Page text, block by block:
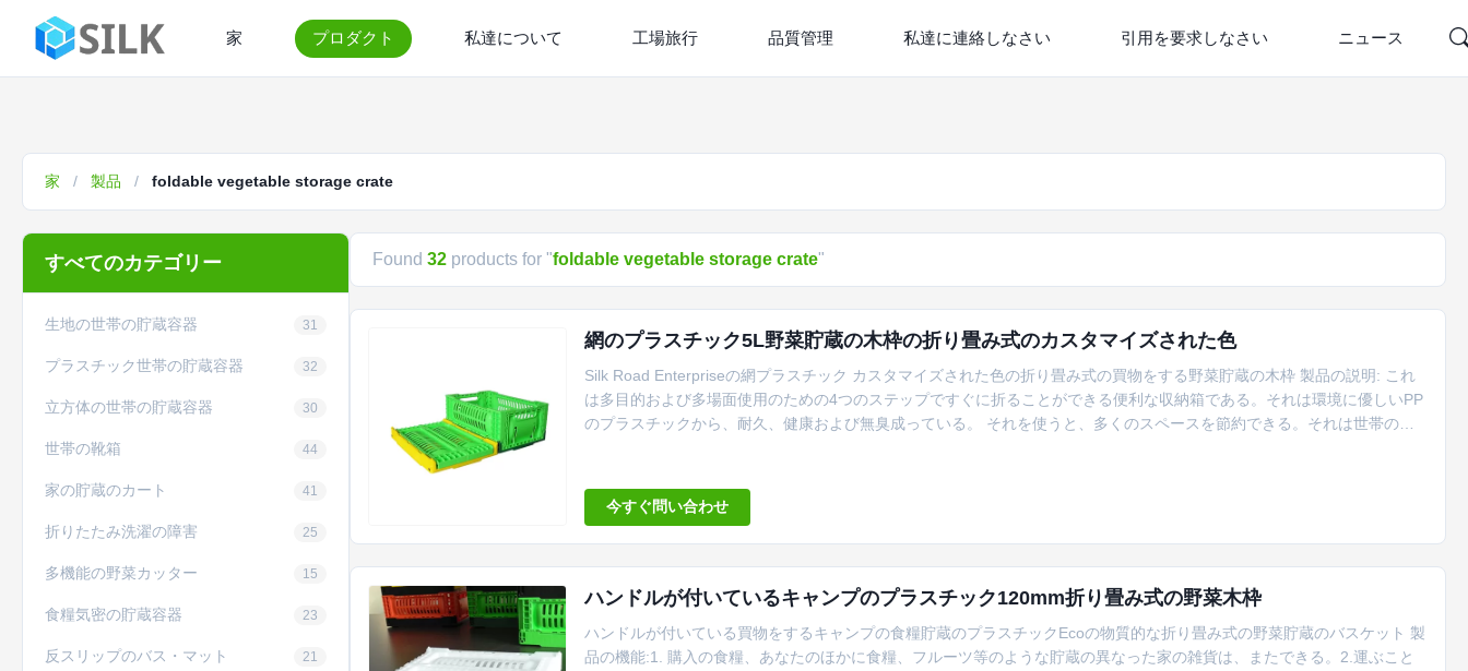
家 プロダクト 私達について 工場旅行 品質管理 私達に連絡しなさい 引用を要求しなさい ニュース
家 / 製品 / foldable vegetable storage crate
すべてのカテゴリー
生地の世帯の貯蔵容器 31
プラスチック世帯の貯蔵容器 32
立方体の世帯の貯蔵容器 30
世帯の靴箱 44
家の貯蔵のカート 41
折りたたみ洗濯の障害 25
多機能の野菜カッター 15
食糧気密の貯蔵容器 23
反スリップのバス・マット 21
Found 32 products for "foldable vegetable storage crate"
網のプラスチック5L野菜貯蔵の木枠の折り畳み式のカスタマイズされた色
Silk Road Enterpriseの網プラスチック カスタマイズされた色の折り畳み式の買物をする野菜貯蔵の木枠 製品の説明: これ
は多目的および多場面使用のための4つのステップですぐに折ることができる便利な収納箱である。それは環境に優しいPP
のプラスチックから、耐久、健康および無臭成っている。 それを使うと、多くのスペースを節約できる。それは世帯の貯
無駄にしな...
今すぐ問い合わせ
ハンドルが付いているキャンプのプラスチック120mm折り畳み式の野菜木枠
ハンドルが付いている買物をするキャンプの食糧貯蔵のプラスチックEcoの物質的な折り畳み式の野菜貯蔵のバスケット 製
品の機能:1. 購入の食糧、あなたのほかに食糧、フルーツ等のような貯蔵の異なった家の雑貨は、またできる。2.運ぶこと